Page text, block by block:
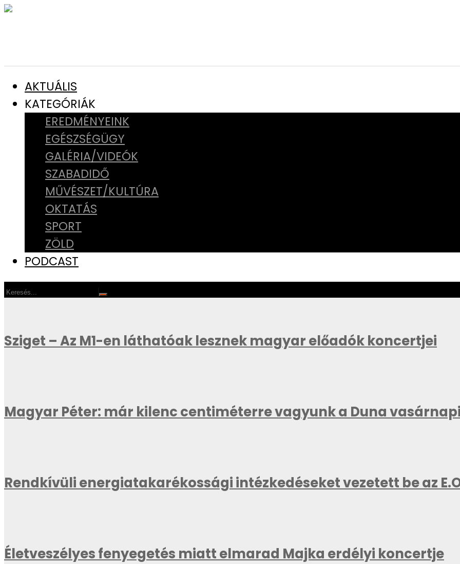
AKTUÁLIS
KATEGÓRIÁK
EREDMÉNYEINK
EGÉSZSÉGÜGY
GALÉRIA/VIDEÓK
SZABADIDŐ
MŰVÉSZET/KULTÚRA
OKTATÁS
SPORT
ZÖLD
PODCAST
Sziget – Az M1-en láthatóak lesznek magyar előadók koncertjei
Magyar Péter: már kilenc centiméterre vagyunk a Duna
Rendkívüli energiatakarékossági intézkedéseket vezetett be az
Életveszélyes fenyegetés miatt elmarad Majka erdélyi koncertje